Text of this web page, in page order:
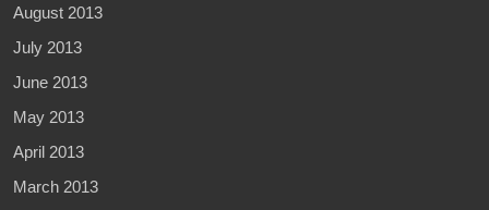
August 2013
July 2013
June 2013
May 2013
April 2013
March 2013